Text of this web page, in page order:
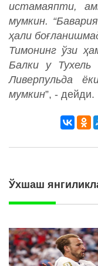
истамаяпти,
мумкин. “Бавари
ҳали
Тимонинг ўзи
Балки у Тухель
Ливерпульда
мумкин”, - дейди.
Ўхшаш